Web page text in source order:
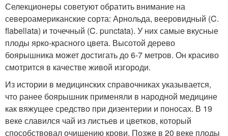
Селекционеры советуют обратить внимание на
североамериканские сорта: Арнольда, вееровидный (C.
flabellata) и точечный (C. punctata). У них самые вкусные
плоды ярко-красного цвета. Высотой дерево
боярышника может достигать до 6-7 метров. Он красиво
смотрится в качестве живой изгороди.
Из истории в медицинских справочниках указывается,
что ранее боярышник применяли в народной медицине
как вяжущее средство при дизентерии и поносах. В 19
веке славился чай из листьев и цветков, который
способствовал очищению крови. Позже в 20 веке плоды